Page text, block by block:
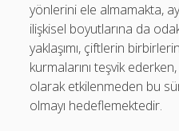
yönlerini ele almamakta,
ilişkisel boyutlarına da
yaklaşımı, çiftlerin
kurmalarını teşvik
olarak etkilenmeden bu
olmayı hedeflemektedir.